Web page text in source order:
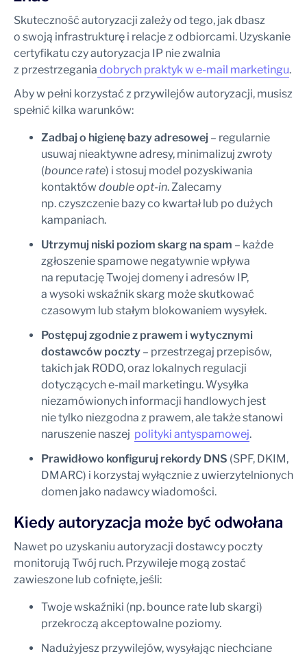
Skuteczność autoryzacji zależy od tego, jak dbasz
o swoją infrastrukturę i relacje z odbiorcami. Uzyskanie
certyfikatu czy autoryzacja IP nie zwalnia
z przestrzegania dobrych praktyk w e-mail marketingu.
Aby w pełni korzystać z przywilejów autoryzacji, musisz
spełnić kilka warunków:
Zadbaj o higienę bazy adresowej – regularnie
usuwaj nieaktywne adresy, minimalizuj zwroty
(bounce rate) i stosuj model pozyskiwania
kontaktów double opt-in. Zalecamy
np. czyszczenie bazy co kwartał lub po dużych
kampaniach.
Utrzymuj niski poziom skarg na spam – każde
zgłoszenie spamowe negatywnie wpływa
na reputację Twojej domeny i adresów IP,
a wysoki wskaźnik skarg może skutkować
czasowym lub stałym blokowaniem wysyłek.
Postępuj zgodnie z prawem i wytycznymi
dostawców poczty – przestrzegaj przepisów,
takich jak RODO, oraz lokalnych regulacji
dotyczących e-mail marketingu. Wysyłka
niezamówionych informacji handlowych jest
nie tylko niezgodna z prawem, ale także stanowi
naruszenie naszej polityki antyspamowej.
Prawidłowo konfiguruj rekordy DNS (SPF, DKIM,
DMARC) i korzystaj wyłącznie z uwierzytelnionych
domen jako nadawcy wiadomości.
Kiedy autoryzacja może być odwołana
Nawet po uzyskaniu autoryzacji dostawcy poczty
monitorują Twój ruch. Przywileje mogą zostać
zawieszone lub cofnięte, jeśli:
Twoje wskaźniki (np. bounce rate lub skargi)
przekroczą akceptowalne poziomy.
Nadużyjesz przywilejów, wysyłając niechciane